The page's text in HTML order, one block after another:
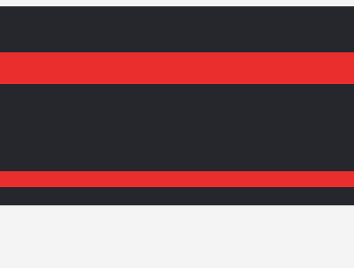
(Toutes les cartes-cadeaux seront prolongées du temps de fermeture)